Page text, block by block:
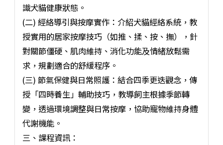
識犬貓健康狀態。
(二) 經絡導引與按摩實作：介紹犬貓經絡系統，教
授實用的居家按摩技巧（如推、揉、按、撫），針
對關節僵硬、肌肉維持、消化功能及情緒放鬆需
求，規劃適合的舒緩程序。
(三) 節氣保健與日常照護：結合四季更迭觀念，傳
授「四時養生」輔助技巧，教導飼主根據季節轉
變，透過環境調整與日常按摩，協助寵物維持身體
代謝機能。
三、課程資訊：